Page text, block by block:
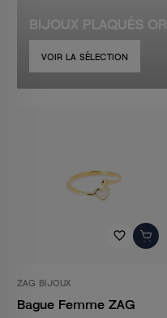
BIJOUX PLAQUÉS OR
VOIR LA SÉLECTION
favorite_border
ZAG BIJOUX
Bague Femme ZAG